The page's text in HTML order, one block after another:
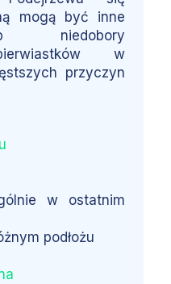
mogą być inne
niedobory
w
przyczyn
w ostatnim
podłożu